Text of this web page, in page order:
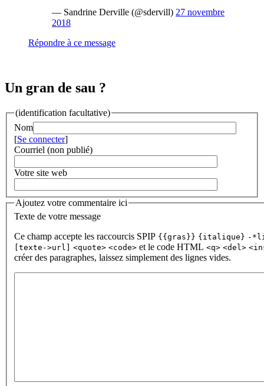
— Sandrine Derville (@sdervill) 27 novembre
2018
Répondre à ce message
Un gran de sau ?
(identification facultative)
Nom
[Se connecter]
Courriel (non publié)
Votre site web
Ajoutez votre commentaire ici
Texte de votre message
Ce champ accepte les raccourcis SPIP {{gras}} {italique} -
[texte->url]
<quote> <code> et le code HTML <q> <del>
créer des paragraphes, laissez simplement des lignes vides.